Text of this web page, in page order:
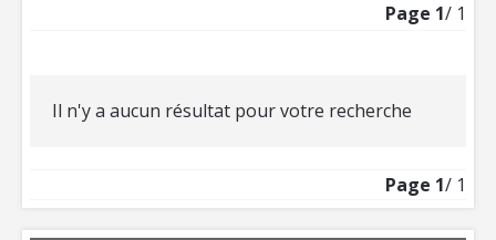
Page 1/ 1
Il n'y a aucun résultat pour votre recherche
Page 1/ 1